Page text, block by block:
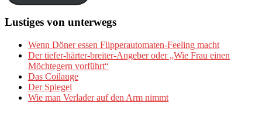
Lustiges von unterwegs
Wenn Döner essen Flipperautomaten-Feeling macht
Der tiefer-härter-breiter-Angeber oder „Wie Frau einen
Möchtegern vorführt“
Das Coilauge
Der Spiegel
Wie man Verlader auf den Arm nimmt